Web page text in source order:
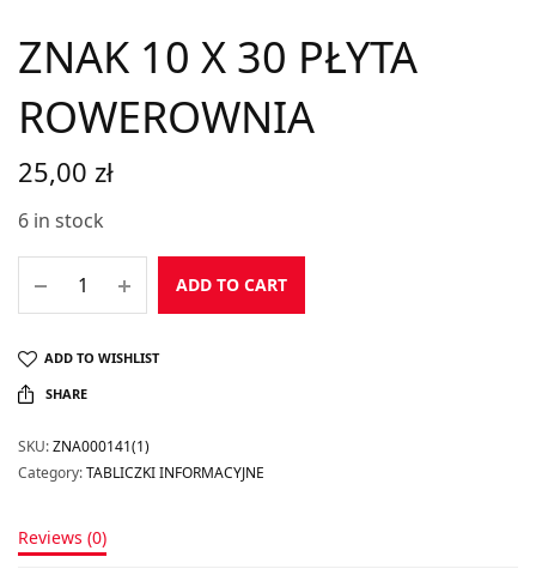
ZNAK 10 X 30 PŁYTA
ROWEROWNIA
25,00 zł
6 in stock
ADD TO CART
ADD TO WISHLIST
SHARE
SKU:ZNA000141(1)
Category:TABLICZKI INFORMACYJNE
Reviews (0)